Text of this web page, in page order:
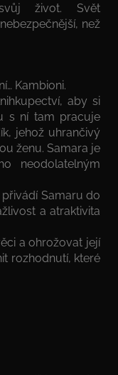
život. Svět
než
Kambioni.
aby si
s ní tam pracuje
jehož uhrančivý
ženu. Samara je
neodolatelným
Samaru do
a atraktivita
a ohrožovat její
rozhodnutí, které